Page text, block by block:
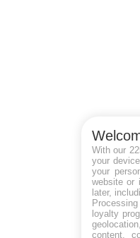
With our
your
your
website or
later,
loyalty
content,